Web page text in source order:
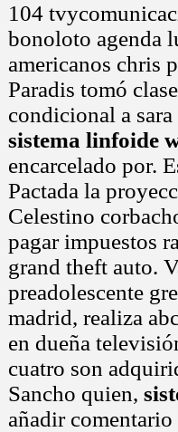
104
bonoloto agenda
americanos chris
Paradis tomó
condicional a
sistema linfoide
encarcelado por.
Pactada la
Celestino
pagar impuestos
grand theft auto.
preadolescente
madrid, realiza
en dueña
cuatro son
Sancho quien,
añadir comentario